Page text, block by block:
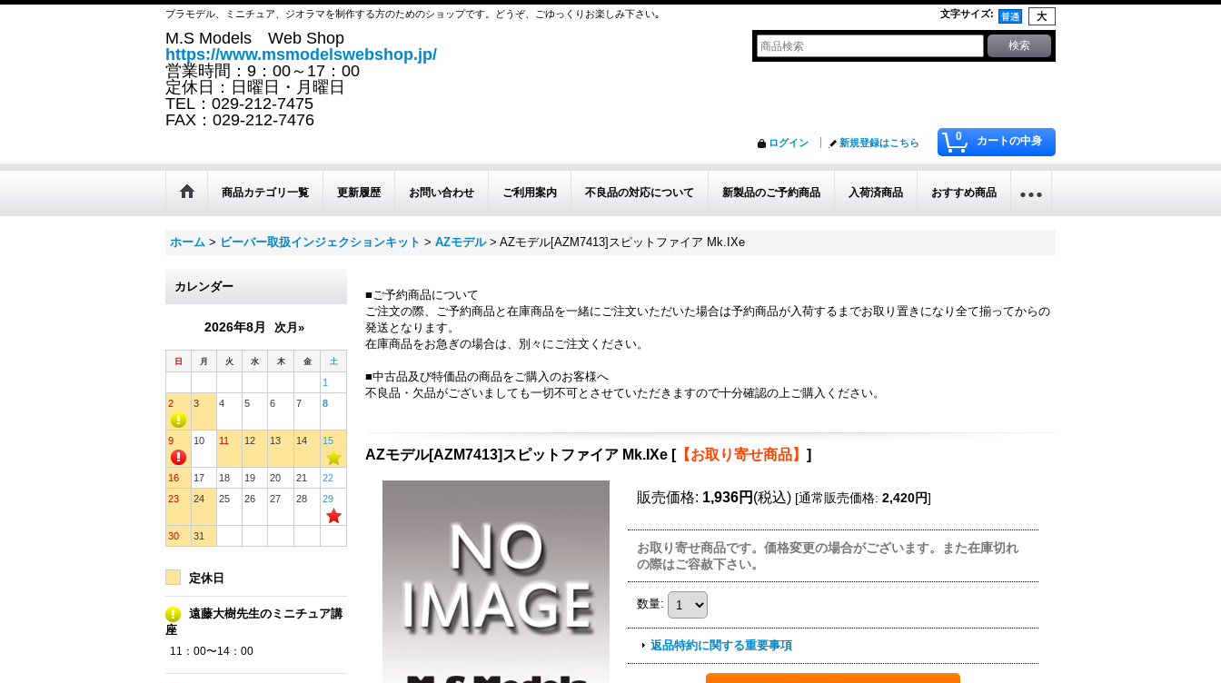
プラモデル、ミニチュア、ジオラマを制作する方のためのショップです。どうぞ、ごゆっくりお楽しみ下さい｡ 文字サイズ:
M.S Models Web Shop
https://www.msmodelswebshop.jp/
営業時間：9：00～17：00
定休日：日曜日・月曜日
TEL：029-212-7475
FAX：029-212-7476
0 カートの中身
ログイン 新規登録はこちら
商品カテゴリ一覧 更新履歴 お問い合わせ ご利用案内 不良品の対応について 新製品のご予約商品 入荷済商品 おすすめ商品
ホーム > ビーバー取扱インジェクションキット > AZモデル > AZモデル[AZM7413]スピットファイア Mk.IXe
カレンダー
2026年8月 次月»
日 月 火 水 木 金 土
1
2
3 4 5 6 7 8
9 10 11 12 13 14 15
16 17 18 19 20 21
22
23
24 25 26 27 28 29
30 31
定休日
遠藤大樹先生のミニチュア講
座
11：00〜14：00
■ご予約商品について
ご注文の際、ご予約商品と在庫商品を一緒にご注文いただいた場合は予約商品が入荷するまでお取り置きになり全て揃ってからの
発送となります。
在庫商品をお急ぎの場合は、別々にご注文ください。
■中古品及び特価品の商品をご購入のお客様へ
不良品・欠品がございましても一切不可とさせていただきますので十分確認の上ご購入ください。
AZモデル[AZM7413]スピットファイア Mk.IXe [【お取り寄せ商品】 ]
販売価格: 1,936円 (税込) [通常販売価格: 2,420円]
お取り寄せ商品です。価格変更の場合がございます。また在庫切れ
の際はご容赦下さい。
数量:
返品特約に関する重要事項